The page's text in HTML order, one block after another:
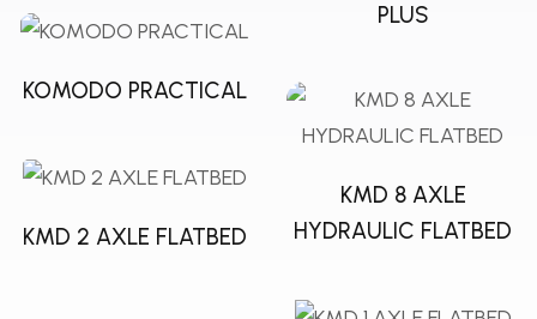
PLUS
KOMODO PRACTICAL
KMD 8 AXLE
HYDRAULIC FLATBED
KMD 2 AXLE FLATBED